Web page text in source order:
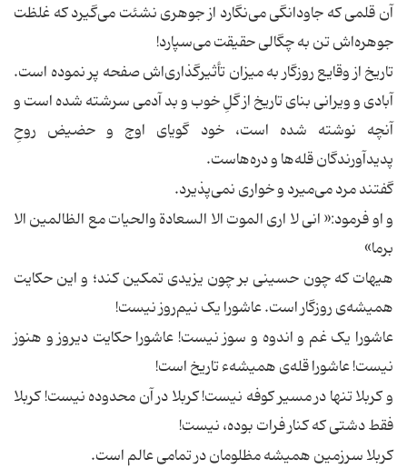
آن قلمی که جاودانگی می‌نگارد از جوهری نشئت می‌گیرد که غلظت
جوهره‌اش تن به چگالی حقیقت می‌سپارد!
تاریخ از وقایع روزگار به میزان تأثیرگذاری‌اش صفحه پر نموده است.
آبادی و ویرانی بنای تاریخ از گلِ خوب و بد آدمی سرشته شده است و
آنچه نوشته شده است، خود گویای اوج و حضیض روحِ
پدیدآورندگان قله‌ها و دره‌هاست.
گفتند مرد می‌میرد و خواری نمی‌پذیرد.
و او فرمود:« انی لا اری الموت الا السعادة والحیات مع الظالمین الا
برما»
هیهات که چون حسینی بر چون یزیدی تمکین کند؛ و این حکایت
همیشه‌ی روزگار است. عاشورا یک نیم‌روز نیست!
عاشورا یک غم و اندوه و سوز نیست! عاشورا حکایت دیروز و هنوز
نیست! عاشورا قله‌ی همیشه‌ء تاریخ است!
و کربلا تنها در مسیر کوفه نیست! کربلا در آن محدوده نیست! کربلا
فقط دشتی که کنار فرات بوده، نیست!
کربلا سرزمین همیشه مظلومان در تمامی عالم است.